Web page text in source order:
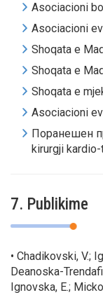
Asociacioni
Asociacioni
Shoqata e
Shoqata e
Shoqata e
Asociacioni
Поранешен
kirurgji
7. Publikime
• Chadikovski, V.;
Deanoska-
Ignovska, E.;